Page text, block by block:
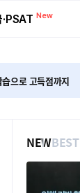
으로 고득점까지
NEWBEST